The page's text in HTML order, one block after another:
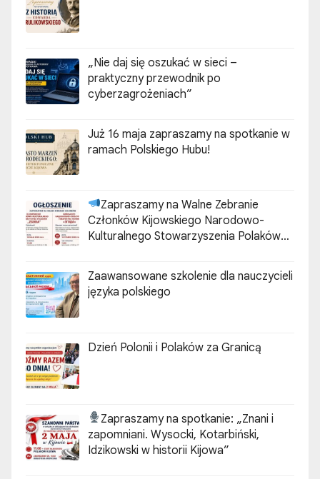
„Nie daj się oszukać w sieci –
praktyczny przewodnik po
cyberzagrożeniach”
Już 16 maja zapraszamy na spotkanie w
ramach Polskiego Hubu!
Zapraszamy na Walne Zebranie
Członków Kijowskiego Narodowo-
Kulturalnego Stowarzyszenia Polaków
Zaawansowane szkolenie dla nauczycieli
języka polskiego
Dzień Polonii i Polaków za Granicą
Zapraszamy na spotkanie: „Znani i
zapomniani. Wysocki, Kotarbiński,
Idzikowski w historii Kijowa”